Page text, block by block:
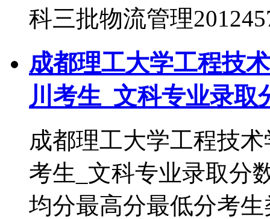
科三批物流管理
成都理工大学工程技
川考生_文科专业录取
成都理工大学工程技
考生_文科专业录取分
均分最高分最低分考